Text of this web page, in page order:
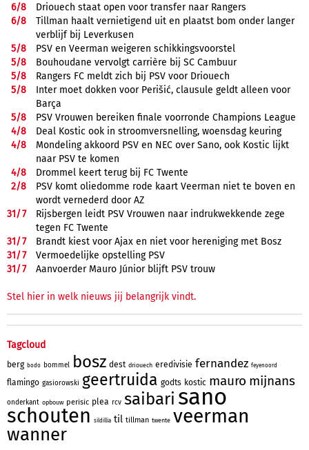
6/8
Driouech staat open voor transfer naar Rangers
6/8
Tillman haalt vernietigend uit en plaatst bom onder langer
verblijf bij Leverkusen
5/8
PSV en Veerman weigeren schikkingsvoorstel
5/8
Bouhoudane vervolgt carrière bij SC Cambuur
5/8
Rangers FC meldt zich bij PSV voor Driouech
5/8
Inter moet dokken voor Perišić, clausule geldt alleen voor
Barça
5/8
PSV Vrouwen bereiken finale voorronde Champions League
4/8
Deal Kostic ook in stroomversnelling, woensdag keuring
4/8
Mondeling akkoord PSV en NEC over Sano, ook Kostic lijkt
naar PSV te komen
4/8
Drommel keert terug bij FC Twente
2/8
PSV komt oliedomme rode kaart Veerman niet te boven en
wordt vernederd door AZ
31/7
Rijsbergen leidt PSV Vrouwen naar indrukwekkende zege
tegen FC Twente
31/7
Brandt kiest voor Ajax en niet voor hereniging met Bosz
31/7
Vermoedelijke opstelling PSV
31/7 Aanvoerder Mauro Júnior blijft PSV trouw
Stel hier in welk nieuws jij belangrijk vindt.
Tagcloud
berg bodo bommel bosz dest driouech eredivisie fernandez feyenoord
flamingo gasiorowski geertruida godts kostic mauro mijnans
onderkant opbouw perisic plea rcv saibari sano
schouten sildillia til tillman twente veerman
wanner